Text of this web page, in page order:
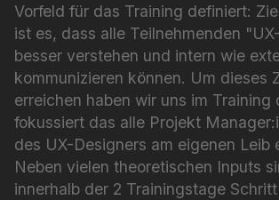
Vorfeld für das Training definiert:
ist es, dass alle Teilnehmenden
besser verstehen und intern wie
kommunizieren können. Um dieses
erreichen haben wir uns im Training
fokussiert das alle Projekt
des UX-Designers am eigenen Leib
Neben vielen theoretischen Inputs
innerhalb der 2 Trainingstage